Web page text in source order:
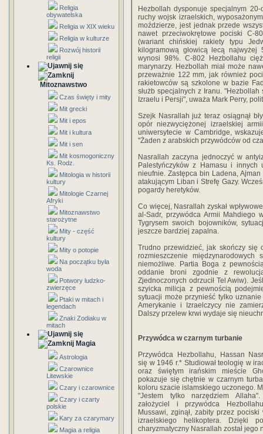
Religia
obywatelska
Religia w XIX wieku
Religia w kulturze
Rozwój historii
religii
Mitoznawstwo
Czas święty i mity
Mit grecki
Mit i epos
Mit i kultura
Mit i sen
Mit kosmogoniczny
Ks. Rodz.
Mitologia w historii
kultury
Mitologie Czarnej
Afryki
Mitoznawstwo
starożytne
Mity - część
kultury
Mity o potopie
Na początku była
woda
Potwory ludzko-
zwierzęce
Ptaki w mitach i
legendach
Znaki Zodiaku w
mitach
Magia
Astrologia
Czarownice
Litewskie
Czary i czarownice
Czary i czarty
polskie
Kary za czarymary
Magia a religia
Hezbollah dysponuje specjalnym 20-
ruchy wojsk izraelskich,
moździerze, jest jednak przede
nawet przeciwokrętowe pociski C-
(wariant chińskiej rakiety typu
kilogramową głowicą lecą
wynosi 98%. C-802 Hezbollahu
marynarzy. Hezbollah miał może
przeważnie 122 mm, jak również
rakietowców są szkolone w bazie
służb specjalnych z Iranu.
Izraelu i Persji", uważa Mark Perry,
Szejk Nasrallah już teraz osiągnął
opór niezwyciężonej izraelskiej
uniwersytecie w Cambridge,
"Żaden z arabskich przywódców od
Nasrallah zaczyna jednoczyć w
Palestyńczyków z Hamasu i innych
nieufnie. Zastępca bin Ladena,
atakującym Liban i Strefę Gazy.
pogardy heretyków.
Co więcej, Nasrallah zyskał
al-Sadr, przywódca Armii Mahdiego
Tygrysem swoich bojowników,
jeszcze bardziej zapalna.
Trudno przewidzieć, jak skończy się
rozmieszczenie
niemożliwe. Partia Boga z
oddanie broni zgodnie z
Zjednoczonych odrzucił Tel Awiw).
szyicka milicja z pewnością
sytuacji może przynieść tylko
Amerykanie i Izraelczycy nie
Dalszy przelew krwi wydaje się
Przywódca w czarnym turbanie
Przywódca Hezbollahu, Hassan
się w 1946 r.* Studiował teologię w
oraz świętym irańskim mieście
pokazuje się chętnie w czarnym
koloru szacie islamskiego uczonego.
"Jestem tylko narzędziem
założyciel i przywódca
Mussawi, zginął, zabity przez pociski
izraelskiego helikoptera. Dzięki
charyzmatyczny Nasrallah został jego